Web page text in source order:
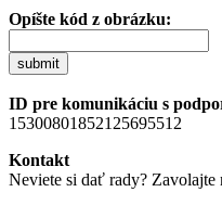
Opíšte kód z obrázku:
submit
ID pre komunikáciu s
15300801852125695512
Kontakt
Neviete si dať rady? Zavolajte